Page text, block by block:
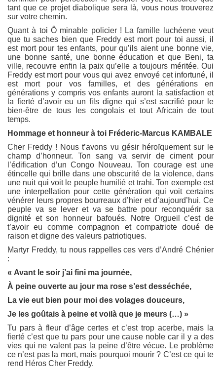
tant que ce projet diabolique sera là, vous nous trouverez
sur votre chemin.
Quant à toi Ô minable policier ! La famille luchéene veut
que tu saches bien que Freddy est mort pour toi aussi, il
est mort pour tes enfants, pour qu’ils aient une bonne vie,
une bonne santé, une bonne éducation et que Beni, ta
ville, recouvre enfin la paix qu’elle a toujours méritée. Oui
Freddy est mort pour vous qui avez envoyé cet infortuné, il
est mort pour vos familles, et des générations en
générations y compris vos enfants auront la satisfaction et
la fierté d’avoir eu un fils digne qui s’est sacrifié pour le
bien-être de tous les congolais et tout Africain de tout
temps.
Hommage et honneur à toi Fréderic-Marcus KAMBALE
Cher Freddy ! Nous t’avons vu gésir héroïquement sur le
champ d’honneur. Ton sang va servir de ciment pour
l’édification d’un Congo Nouveau. Ton courage est une
étincelle qui brille dans une obscurité de la violence, dans
une nuit qui voit le peuple humilié et trahi. Ton exemple est
une interpellation pour cette génération qui voit certains
vénérer leurs propres bourreaux d’hier et d’aujourd’hui. Ce
peuple va se lever et va se battre pour reconquérir sa
dignité et son honneur bafoués. Notre Orgueil c’est de
t’avoir eu comme compagnon et compatriote doué de
raison et digne des valeurs patriotiques.
Martyr Freddy, tu nous rappelles ces vers d’André Chénier
:
« Avant le soir j’ai fini ma journée,
À peine ouverte au jour ma rose s’est desséchée,
La vie eut bien pour moi des volages douceurs,
Je les goûtais à peine et voilà que je meurs (…) »
Tu pars à fleur d’âge certes et c’est trop acerbe, mais la
fierté c’est que tu pars pour une cause noble car il y a des
vies qui ne valent pas la peine d’être vécue. Le problème
ce n’est pas la mort, mais pourquoi mourir ? C’est ce qui te
rend Héros Cher Freddy.